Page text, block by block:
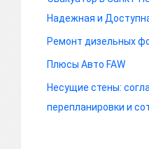
Надежная и
Ремонт дизельных
Плюсы Авто FAW
Несущие стены:
перепланировки и